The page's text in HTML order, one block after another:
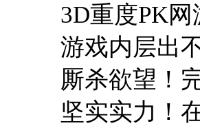
3D重度PK
游戏内层出
厮杀欲望！
坚实实力！